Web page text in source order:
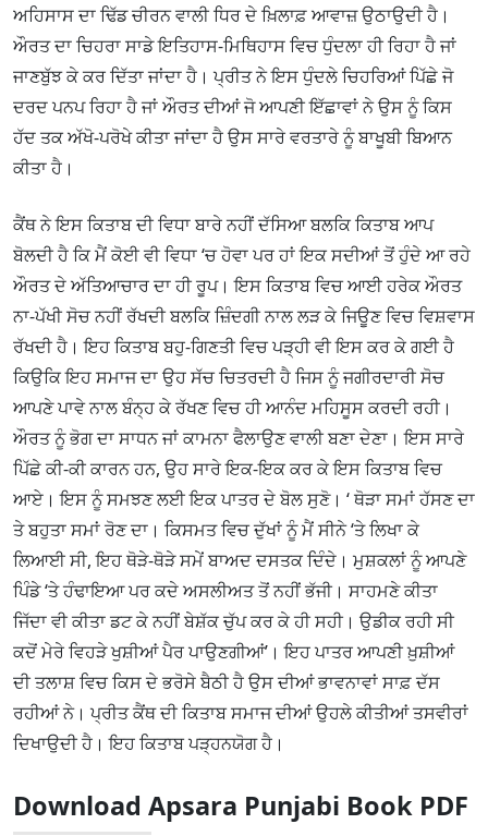
ਅਹਿਸਾਸ ਦਾ ਢਿੱਡ ਚੀਰਨ ਵਾਲੀ ਧਿਰ ਦੇ ਖ਼ਿਲਾਫ਼ ਆਵਾਜ਼ ਉਠਾਉਦੀ ਹੈ।
ਔਰਤ ਦਾ ਚਿਹਰਾ ਸਾਡੇ ਇਤਿਹਾਸ-ਮਿਥਿਹਾਸ ਵਿਚ ਧੁੰਦਲਾ ਹੀ ਰਿਹਾ ਹੈ ਜਾਂ
ਜਾਣਬੁੱਝ ਕੇ ਕਰ ਦਿੱਤਾ ਜਾਂਦਾ ਹੈ। ਪ੍ਰੀਤ ਨੇ ਇਸ ਧੁੰਦਲੇ ਚਿਹਰਿਆਂ ਪਿੱਛੇ ਜੋ
ਦਰਦ ਪਨਪ ਰਿਹਾ ਹੈ ਜਾਂ ਔਰਤ ਦੀਆਂ ਜੋ ਆਪਣੀ ਇੱਛਾਵਾਂ ਨੇ ਉਸ ਨੂੰ ਕਿਸ
ਹੱਦ ਤਕ ਅੱਖੋ-ਪਰੋਖੇ ਕੀਤਾ ਜਾਂਦਾ ਹੈ ਉਸ ਸਾਰੇ ਵਰਤਾਰੇ ਨੂੰ ਬਾਖੂਬੀ ਬਿਆਨ
ਕੀਤਾ ਹੈ।
ਕੈਂਥ ਨੇ ਇਸ ਕਿਤਾਬ ਦੀ ਵਿਧਾ ਬਾਰੇ ਨਹੀਂ ਦੱਸਿਆ ਬਲਕਿ ਕਿਤਾਬ ਆਪ
ਬੋਲਦੀ ਹੈ ਕਿ ਮੈਂ ਕੋਈ ਵੀ ਵਿਧਾ ‘ਚ ਹੋਵਾ ਪਰ ਹਾਂ ਇਕ ਸਦੀਆਂ ਤੋਂ ਹੁੰਦੇ ਆ ਰਹੇ
ਔਰਤ ਦੇ ਅੱਤਿਆਚਾਰ ਦਾ ਹੀ ਰੂਪ। ਇਸ ਕਿਤਾਬ ਵਿਚ ਆਈ ਹਰੇਕ ਔਰਤ
ਨਾ-ਪੱਖੀ ਸੋਚ ਨਹੀਂ ਰੱਖਦੀ ਬਲਕਿ ਜ਼ਿੰਦਗੀ ਨਾਲ ਲੜ ਕੇ ਜਿਊਣ ਵਿਚ ਵਿਸ਼ਵਾਸ
ਰੱਖਦੀ ਹੈ। ਇਹ ਕਿਤਾਬ ਬਹੁ-ਗਿਣਤੀ ਵਿਚ ਪੜ੍ਹੀ ਵੀ ਇਸ ਕਰ ਕੇ ਗਈ ਹੈ
ਕਿਉਕਿ ਇਹ ਸਮਾਜ ਦਾ ਉਹ ਸੱਚ ਚਿਤਰਦੀ ਹੈ ਜਿਸ ਨੂੰ ਜਗੀਰਦਾਰੀ ਸੋਚ
ਆਪਣੇ ਪਾਵੇ ਨਾਲ ਬੰਨ੍ਹ ਕੇ ਰੱਖਣ ਵਿਚ ਹੀ ਆਨੰਦ ਮਹਿਸੂਸ ਕਰਦੀ ਰਹੀ।
ਔਰਤ ਨੂੰ ਭੋਗ ਦਾ ਸਾਧਨ ਜਾਂ ਕਾਮਨਾ ਫੈਲਾਉਣ ਵਾਲੀ ਬਣਾ ਦੇਣਾ। ਇਸ ਸਾਰੇ
ਪਿੱਛੇ ਕੀ-ਕੀ ਕਾਰਨ ਹਨ, ਉਹ ਸਾਰੇ ਇਕ-ਇਕ ਕਰ ਕੇ ਇਸ ਕਿਤਾਬ ਵਿਚ
ਆਏ। ਇਸ ਨੂੰ ਸਮਝਣ ਲਈ ਇਕ ਪਾਤਰ ਦੇ ਬੋਲ ਸੁਣੋ। ‘ ਥੋੜਾ ਸਮਾਂ ਹੱਸਣ ਦਾ
ਤੇ ਬਹੁਤਾ ਸਮਾਂ ਰੋਣ ਦਾ। ਕਿਸਮਤ ਵਿਚ ਦੁੱਖਾਂ ਨੂੰ ਮੈਂ ਸੀਨੇ ‘ਤੇ ਲਿਖਾ ਕੇ
ਲਿਆਈ ਸੀ, ਇਹ ਥੋੜੇ-ਥੋੜੇ ਸਮੇਂ ਬਾਅਦ ਦਸਤਕ ਦਿੰਦੇ। ਮੁਸ਼ਕਲਾਂ ਨੂੰ ਆਪਣੇ
ਪਿੰਡੇ ‘ਤੇ ਹੰਢਾਇਆ ਪਰ ਕਦੇ ਅਸਲੀਅਤ ਤੋਂ ਨਹੀਂ ਭੱਜੀ। ਸਾਹਮਣੇ ਕੀਤਾ
ਜਿੱਦਾ ਵੀ ਕੀਤਾ ਡਟ ਕੇ ਨਹੀਂ ਬੇਸ਼ੱਕ ਚੁੱਪ ਕਰ ਕੇ ਹੀ ਸਹੀ। ਉਡੀਕ ਰਹੀ ਸੀ
ਕਦੋਂ ਮੇਰੇ ਵਿਹੜੇ ਖੁਸ਼ੀਆਂ ਪੈਰ ਪਾਉਣਗੀਆਂ’। ਇਹ ਪਾਤਰ ਆਪਣੀ ਖ਼ੁਸ਼ੀਆਂ
ਦੀ ਤਲਾਸ਼ ਵਿਚ ਕਿਸ ਦੇ ਭਰੋਸੇ ਬੈਠੀ ਹੈ ਉਸ ਦੀਆਂ ਭਾਵਨਾਵਾਂ ਸਾਫ਼ ਦੱਸ
ਰਹੀਆਂ ਨੇ। ਪ੍ਰੀਤ ਕੈਂਥ ਦੀ ਕਿਤਾਬ ਸਮਾਜ ਦੀਆਂ ਉਹਲੇ ਕੀਤੀਆਂ ਤਸਵੀਰਾਂ
ਦਿਖਾਉਦੀ ਹੈ। ਇਹ ਕਿਤਾਬ ਪੜ੍ਹਨਯੋਗ ਹੈ।
Download Apsara Punjabi Book PDF